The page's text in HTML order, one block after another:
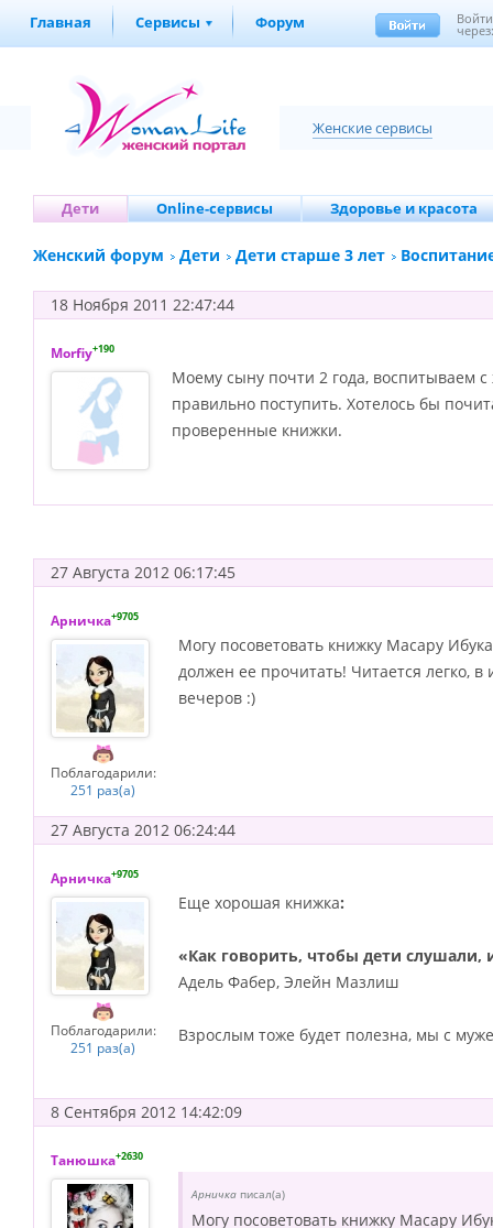
Главная Сервисы Форум Войти
Женские сервисы
Дети Online-сервисы Здоровье и красота
Женский форум Дети Дети старше 3 лет
18 Ноября 2011 22:47:44
Morfiy+190
Моему сыну почти 2 года, воспитываем
правильно поступить. Хотелось бы
проверенные книжки.
27 Августа 2012 06:17:45
Арничка+9705
Поблагодарили:
251 раз(а)
Могу посоветовать книжку Масару
должен ее прочитать! Читается легко,
вечеров :)
27 Августа 2012 06:24:44
Арничка+9705
Поблагодарили:
251 раз(а)
Еще хорошая книжка:
«Как говорить, чтобы дети
Адель Фабер, Элейн Мазлиш
Взрослым тоже будет полезна, мы с
8 Сентября 2012 14:42:09
Танюшка+2630
Арничка писал(а)
Могу посоветовать книжку Масару